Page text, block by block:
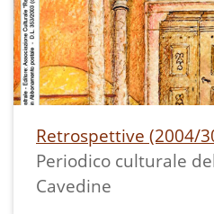
Retrospettive (2004/
Periodico culturale
Cavedine